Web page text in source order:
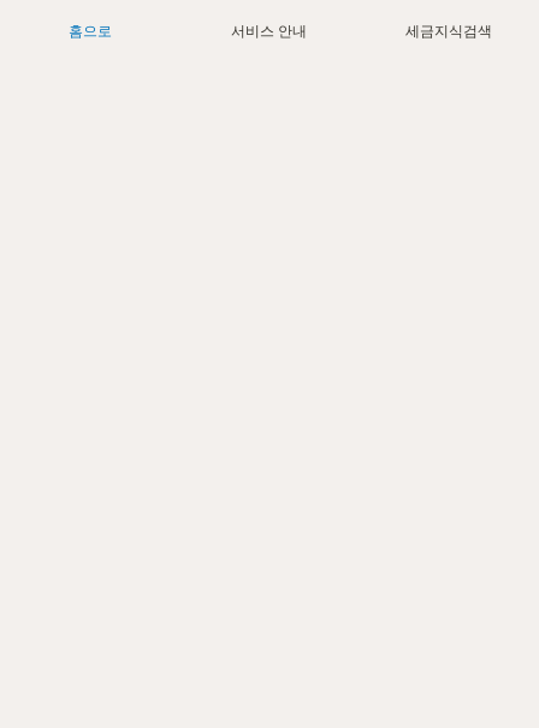
홈으로 서비스 안내 세금지식검색